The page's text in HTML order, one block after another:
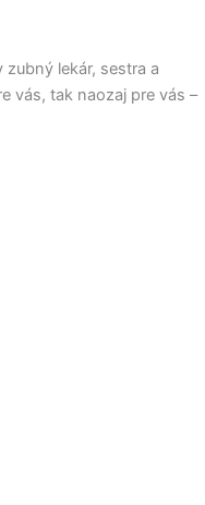
lekár, sestra a
vás, tak naozaj pre vás –